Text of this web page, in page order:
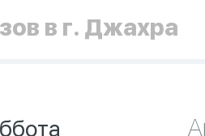
в г. Джахра